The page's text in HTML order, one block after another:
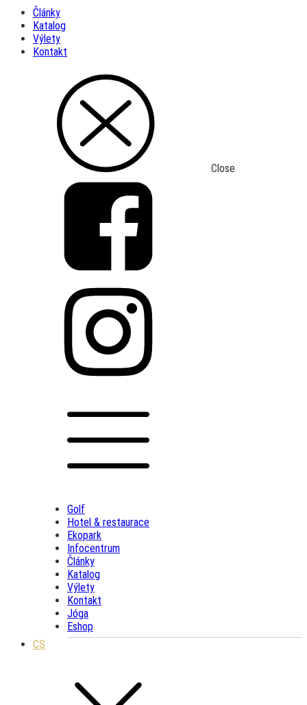
Články
Katalog
Výlety
Kontakt
Close
Golf
Hotel & restaurace
Ekopark
Infocentrum
Články
Katalog
Výlety
Kontakt
Jóga
Eshop
CS